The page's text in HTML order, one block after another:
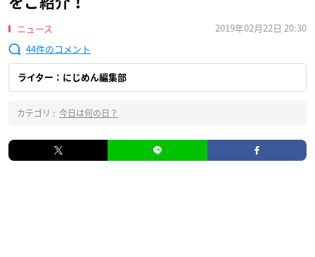
ニュース
2019年02月22日 20:30
44
ライター：にじめん編集部
カテゴリ : 今日は何の日？